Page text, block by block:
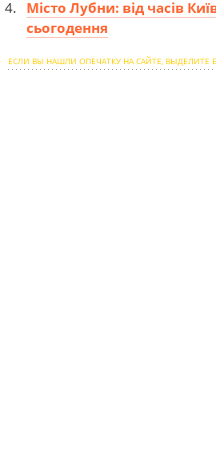
Місто Лубни: від часів
сьогодення
ЕСЛИ ВЫ НАШЛИ ОПЕЧАТКУ НА САЙТЕ, ВЫДЕЛИТЕ